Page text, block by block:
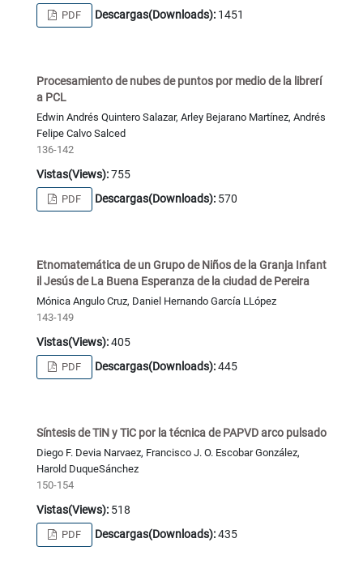
PDF Descargas(Downloads): 1451
Procesamiento de nubes de puntos por medio de la librerí
a PCL
Edwin Andrés Quintero Salazar, Arley Bejarano Martínez, Andrés
Felipe Calvo Salced
136-142
Vistas(Views):755
PDF Descargas(Downloads): 570
Etnomatemática de un Grupo de Niños de la Granja Infant
il Jesús de La Buena Esperanza de la ciudad de Pereira
Mónica Angulo Cruz, Daniel Hernando García LLópez
143-149
Vistas(Views):405
PDF Descargas(Downloads):445
Síntesis de TiN y TiC por la técnica de PAPVD arco pulsado
Diego F. Devia Narvaez, Francisco J. O. Escobar González,
Harold DuqueSánchez
150-154
Vistas(Views):518
PDF Descargas(Downloads):435